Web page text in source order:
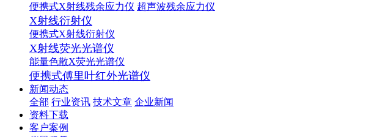
便携式X射线残余应力仪 超声波残余应力仪
X射线衍射仪
便携式X射线衍射仪
X射线荧光光谱仪
能量色散X荧光光谱仪
便携式傅里叶红外光谱仪
新闻动态
全部 行业资讯 技术文章 企业新闻
资料下载
客户案例